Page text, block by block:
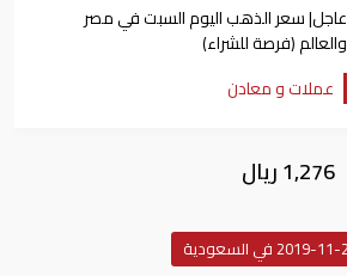
عاجل| سعر الذهب اليوم السبت في مصر
والعالم (فرصة للشراء)
عملات و معادن